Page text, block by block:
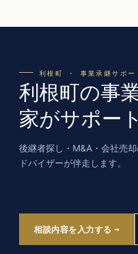
利根町 · 事業承継サポー
利根町の事
家がサポート
後継者探し・M&A・会社売
ドバイザーが伴走します。
相談内容を入力する